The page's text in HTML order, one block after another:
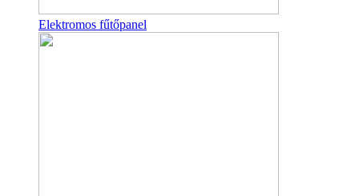
Elektromos fűtőpanel